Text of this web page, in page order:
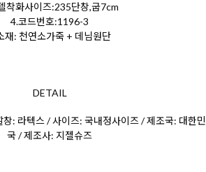
착화사이즈:235단창,굽7cm
4.코드번호:1196-3
재: 천연소가죽 + 데님원단
DETAIL
창: 라텍스 / 사이즈: 국내정사이즈 / 제조국: 대한민
국 / 제조사: 지젤슈즈